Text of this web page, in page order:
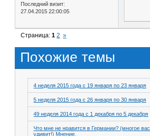
Последний визит:
27.04.2015 22:00:05
Страница:1 2 »
Похожие темы
4 неделя 2015 года с 19 января по 23 января
5 неделя 2015 года с 26 января по 30 января
49 неделя 2014 года с 1 декабря по 5 декабря
Что мне не нравится в Германии? (многое вас
удивит!) Мнение.